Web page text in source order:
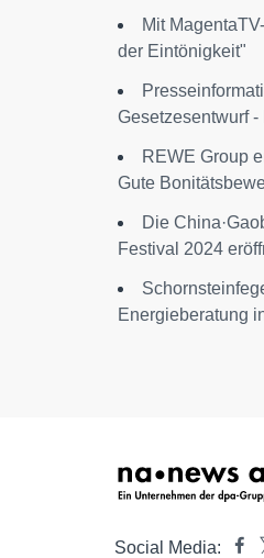
Mit
der Eintönigkeit"
Gesetzesentwurf
REWE Group
Gute
Die
Festival 2024
Energieberatung
Social Media: